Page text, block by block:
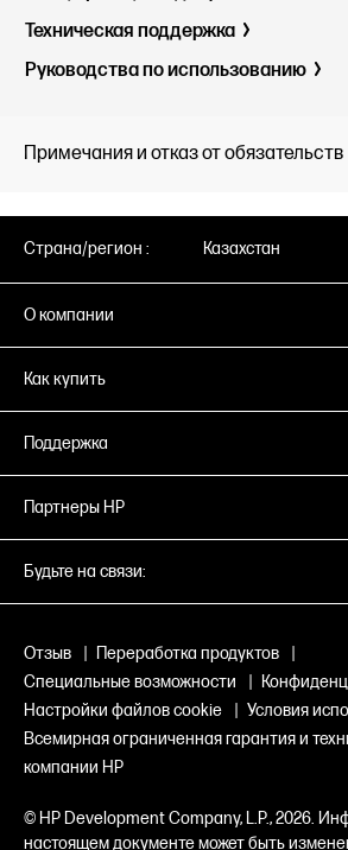
Техническая поддержка
Руководства по использованию
Примечания и отказ от обязательств
Страна/регион : Казахстан
О компании
Как купить
Поддержка
Партнеры HP
Будьте на связи:
Отзыв Переработка продуктов
Специальные возможности
Настройки файлов cookie
Условия
Всемирная ограниченная гарантия и
компании HP
© HP Development Company, L.P., 2026.
настоящем документе может быть